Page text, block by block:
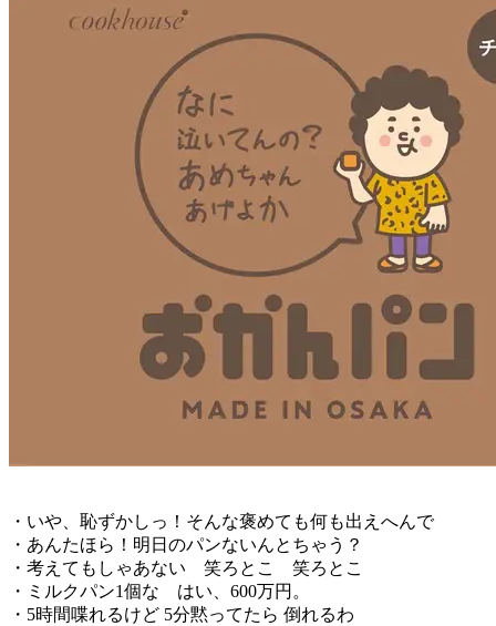
・いや、恥ずかしっ！そんな褒めても何も出えへんで
・あんたほら！明日のパンないんとちゃう？
・考えてもしゃあない 笑ろとこ 笑ろとこ
・ミルクパン1個な はい、600万円。
・5時間喋れるけど 5分黙ってたら 倒れるわ